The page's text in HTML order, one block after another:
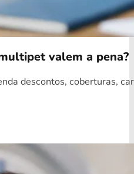
valem a pena?
descontos, coberturas,